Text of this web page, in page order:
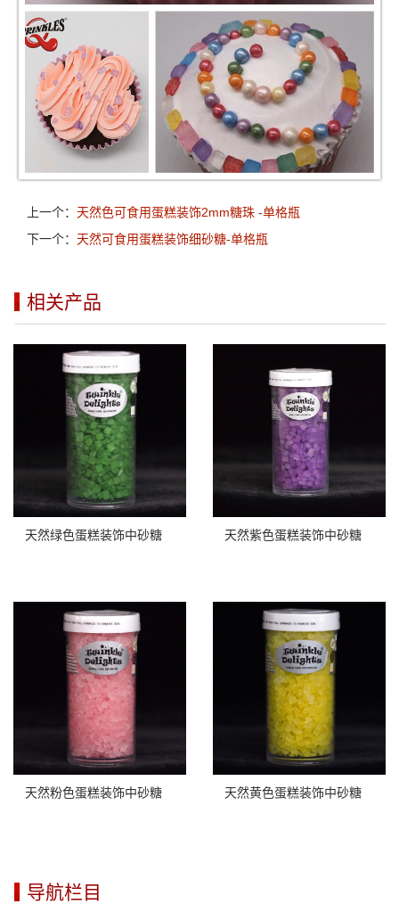
上一个： 天然色可食用蛋糕装饰2mm糖珠 -单格瓶
下一个： 天然可食用蛋糕装饰细砂糖-单格瓶
相关产品
天然绿色蛋糕装饰中砂糖 天然紫色蛋糕装饰中砂糖
天然粉色蛋糕装饰中砂糖 天然黄色蛋糕装饰中砂糖
导航栏目